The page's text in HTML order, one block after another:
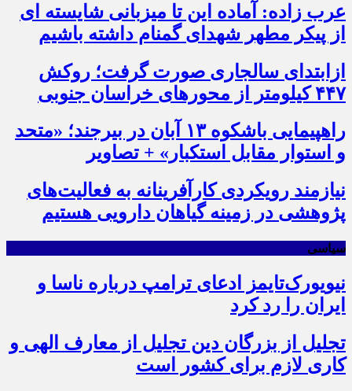
عرب زاده: آماده این تا میزبانی شایسته ای
از پیکر مطهر شهدای گمنام داشته باشیم
ازابتدای سالجاری صورت گرفت؛ روکش
۴۴۷ کیلومتر از محورهای خراسان جنوبی
راهپیمایی باشکوه ۱۳ آبان در بیرجند؛ «متحد
و استوار مقابل استکبار» + تصاویر
نیازمند رویکردی کارآفرینانه به فعالیت‌های
پژوهشی در زمینه گیاهان دارویی هستیم
سیاسی
نیویورک‌تایمز ادعای ترامپ درباره ناسا و
ایران را رد کرد
تجلیل از بزرگان دین تجلیل از معارف الهی و
کاری لازم برای کشور است